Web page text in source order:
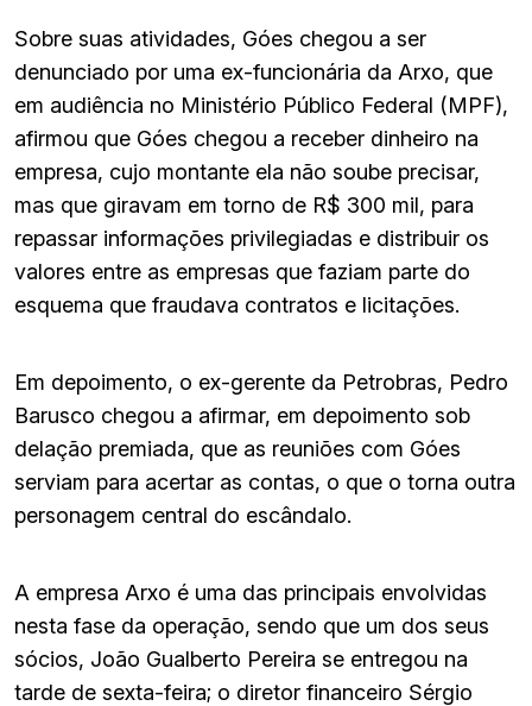
Sobre suas atividades, Góes chegou a ser
denunciado por uma ex-funcionária da Arxo, que
em audiência no Ministério Público Federal (MPF),
afirmou que Góes chegou a receber dinheiro na
empresa, cujo montante ela não soube precisar,
mas que giravam em torno de R$ 300 mil, para
repassar informações privilegiadas e distribuir os
valores entre as empresas que faziam parte do
esquema que fraudava contratos e licitações.
Em depoimento, o ex-gerente da Petrobras, Pedro
Barusco chegou a afirmar, em depoimento sob
delação premiada, que as reuniões com Góes
serviam para acertar as contas, o que o torna outra
personagem central do escândalo.
A empresa Arxo é uma das principais envolvidas
nesta fase da operação, sendo que um dos seus
sócios, João Gualberto Pereira se entregou na
tarde de sexta-feira; o diretor financeiro Sérgio